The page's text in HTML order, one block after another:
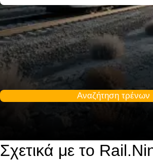
Αναζήτηση τρένων
Σχετικά με το